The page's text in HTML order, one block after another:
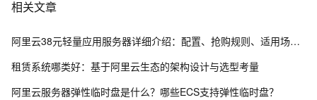
相关文章
阿里云38元轻量应用服务器详细介绍：配置、抢购规则、适用场景与选购攻略
租赁系统哪类好：基于阿里云生态的架构设计与选型考量
阿里云服务器弹性临时盘是什么？哪些ECS支持弹性临时盘？